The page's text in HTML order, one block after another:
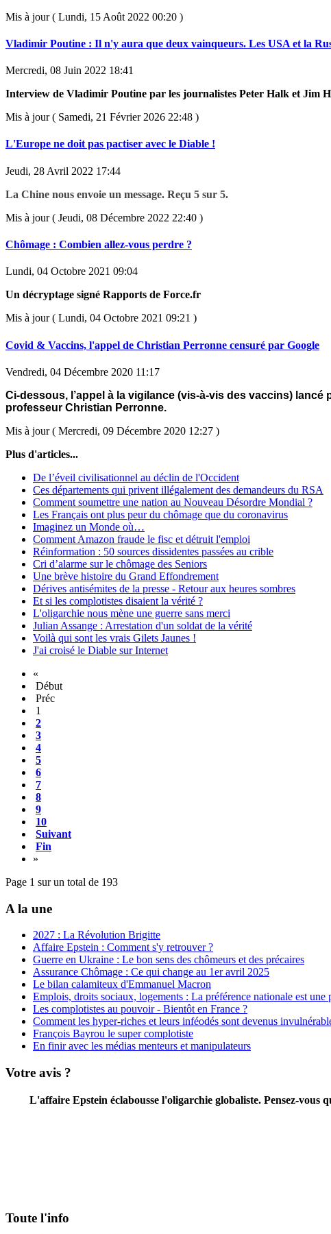
Mis à jour ( Lundi, 15 Août 2022 00:20 )
Vladimir Poutine : Il n'y aura que deux vainqueurs. Les USA et la
Mercredi, 08 Juin 2022 18:41
Interview de Vladimir Poutine par les journalistes Peter Halk et Jim
Mis à jour ( Samedi, 21 Février 2026 22:48 )
L'Europe ne doit pas pactiser avec le Diable !
Jeudi, 28 Avril 2022 17:44
La Chine nous envoie un message. Reçu 5 sur 5.
Mis à jour ( Jeudi, 08 Décembre 2022 22:40 )
Chômage : Combien allez-vous perdre ?
Lundi, 04 Octobre 2021 09:04
Un décryptage signé Rapports de Force.fr
Mis à jour ( Lundi, 04 Octobre 2021 09:21 )
Covid & Vaccins, l'appel de Christian Perronne censuré par Google
Vendredi, 04 Décembre 2020 11:17
Ci-dessous, l’appel à la vigilance (vis-à-vis des vaccins) lancé
professeur Christian Perronne.
Mis à jour ( Mercredi, 09 Décembre 2020 12:27 )
Plus d'articles...
De l’éveil civilisationnel au déclin de l'Occident
Ces départements qui privent illégalement des demandeurs du RSA
Comment soumettre une nation au Nouveau Désordre Mondial ?
Les Français ont plus peur du chômage que du coronavirus
Imaginez un Monde où…
Comment Amazon fraude le fisc et détruit l'emploi
Réinformation : 50 sources dissidentes passées au crible
Cri d’alarme sur le chômage des Seniors
Une brève histoire du Grand Effondrement
Dérives antisémites de la presse - Retour aux heures sombres
Et si les complotistes disaient la vérité ?
L'oligarchie nous mène une guerre sans merci
Julian Assange : Arrestation d'un soldat de la vérité
Voilà qui sont les vrais Gilets Jaunes !
J'ai croisé le Diable sur Internet
«
Début
Préc
1
2
3
4
5
6
7
8
9
10
Suivant
Fin
»
Page 1 sur un total de 193
A la une
2027 : La Révolution Brigitte
Affaire Epstein : Comment s'y retrouver ?
Guerre en Ukraine : Le bon sens des chômeurs et des précaires
Assurance Chômage : Ce qui change au 1er avril 2025
Le bilan calamiteux d'Emmanuel Macron
Emplois, droits sociaux, logements : La préférence nationale est une
Les complotistes au pouvoir - Bientôt en France ?
Comment les hyper-riches et leurs inféodés sont devenus
François Bayrou le super complotiste
En finir avec les médias menteurs et manipulateurs
Votre avis ?
L'affaire Epstein éclabousse l'oligarchie globaliste. Pensez-vous
Toute l'info